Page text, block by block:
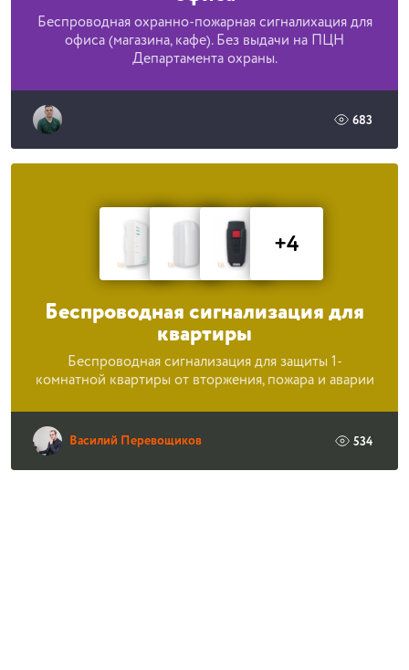
Беспроводная охранно-пожарная сигналихация для
офиса (магазина, кафе). Без выдачи на ПЦН
Департамента охраны.
683
+4
Беспроводная сигнализация для
квартиры
Беспроводная сигнализация для защиты 1-
комнатной квартиры от вторжения, пожара и аварии
Василий Перевощиков 534